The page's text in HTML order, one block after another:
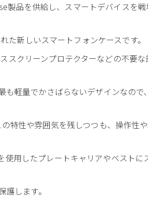
製品を供給し、スマートデバイスを
新しいスマートフォンケースです。
スクリーンプロテクターなどの不要
軽量でかさばらないデザインなので
特性や雰囲気を残しつつも、操作性
用したプレートキャリアやベストに
します。